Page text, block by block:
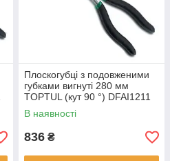
Плоскогубці з подовженими
губками вигнуті 280 мм
TOPTUL (кут 90 °) DFAI1211
В наявності
836 ₴